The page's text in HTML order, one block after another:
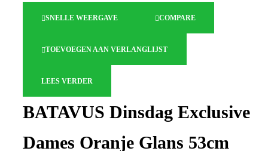
SNELLE WEERGAVE COMPARE
TOEVOEGEN AAN VERLANGLIJST
LEES VERDER
BATAVUS Dinsdag Exclusive
Dames Oranje Glans 53cm